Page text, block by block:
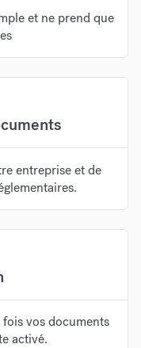
et ne prend que
entreprise et de
vos documents
activé.